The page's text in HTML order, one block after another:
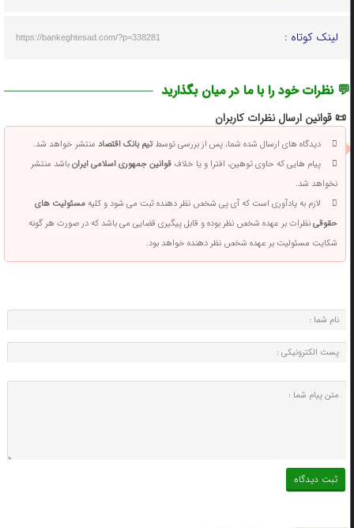
لینک کوتاه : https://bankeghtesad.com/?p=338281
💬 نظرات خود را با ما در میان بگذارید
📜 قوانین ارسال نظرات کاربران
دیدگاه های ارسال شده شما، پس از بررسی توسطتیم بانک اقتصادمنتشر خواهد شد.
پیام هایی که حاوی توهین، افترا و یا خلافقوانین جمهوری اسلامی ایرانباشد منتشر
نخواهد شد.
لازم به یادآوری است که آی پی شخص نظر دهنده ثبت می شود و کلیهمسئولیت های
حقوقینظرات بر عهده شخص نظر بوده و قابل پیگیری قضایی می باشد که در صورت هر گونه
شکایت مسئولیت بر عهده شخص نظر دهنده خواهد بود.